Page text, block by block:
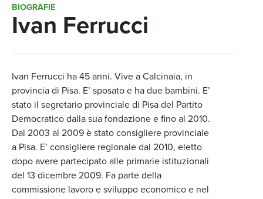
BIOGRAFIE
Ivan Ferrucci
Ivan Ferrucci ha 45 anni. Vive a Calcinaia, in
provincia di Pisa. E’ sposato e ha due bambini. E’
stato il segretario provinciale di Pisa del Partito
Democratico dalla sua fondazione e fino al 2010.
Dal 2003 al 2009 è stato consigliere provinciale
a Pisa. E’ consigliere regionale dal 2010, eletto
dopo avere partecipato alle primarie istituzionali
del 13 dicembre 2009. Fa parte della
commissione lavoro e sviluppo economico e nel